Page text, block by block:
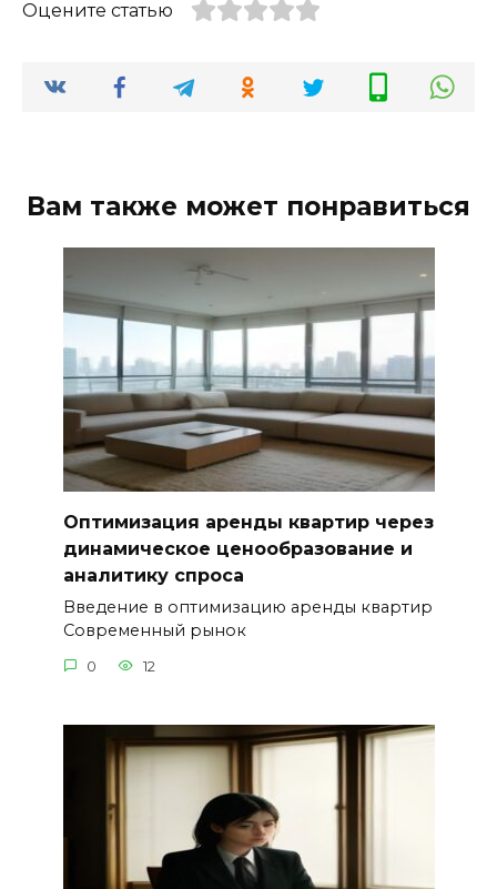
Оцените статью
Вам также может понравиться
Оптимизация аренды квартир через
динамическое ценообразование и
аналитику спроса
Введение в оптимизацию аренды квартир
Современный рынок
0 12